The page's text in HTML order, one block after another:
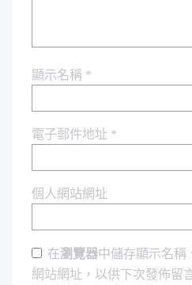
顯示名稱 *
電子郵件地址 *
個人網站網址
在瀏覽器中儲存顯示名稱
網站網址，以供下次發佈留